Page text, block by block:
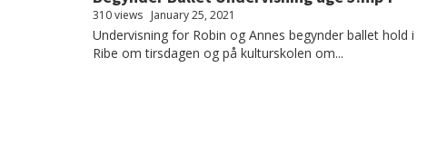
310 views January 25, 2021
Undervisning for Robin og Annes begynder ballet hold i
Ribe om tirsdagen og på kulturskolen om...